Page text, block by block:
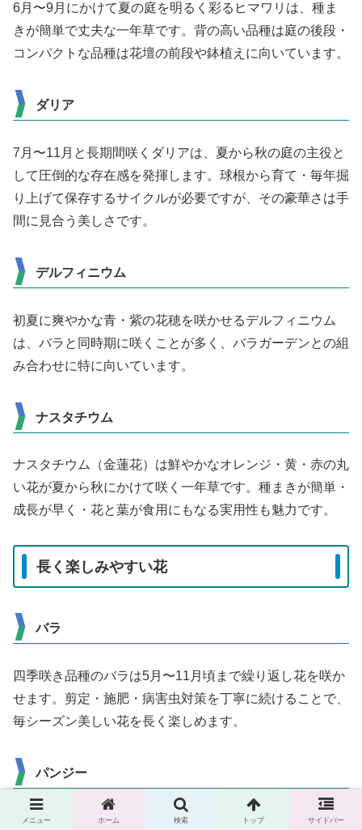
6月〜9月にかけて夏の庭を明るく彩るヒマワリは、種ま
きが簡単で丈夫な一年草です。背の高い品種は庭の後段・
コンパクトな品種は花壇の前段や鉢植えに向いています。
ダリア
7月〜11月と長期間咲くダリアは、夏から秋の庭の主役と
して圧倒的な存在感を発揮します。球根から育て・毎年掘
り上げて保存するサイクルが必要ですが、その豪華さは手
間に見合う美しさです。
デルフィニウム
初夏に爽やかな青・紫の花穂を咲かせるデルフィニウム
は、バラと同時期に咲くことが多く、バラガーデンとの組
み合わせに特に向いています。
ナスタチウム
ナスタチウム（金蓮花）は鮮やかなオレンジ・黄・赤の丸
い花が夏から秋にかけて咲く一年草です。種まきが簡単・
成長が早く・花と葉が食用にもなる実用性も魅力です。
長く楽しみやすい花
バラ
四季咲き品種のバラは5月〜11月頃まで繰り返し花を咲か
せます。剪定・施肥・病害虫対策を丁寧に続けることで、
毎シーズン美しい花を長く楽しめます。
パンジー
10月〜5月頃まで長期間咲き続けるパンジーは、冬から春
メニュー ホーム 検索 トップ サイドバー